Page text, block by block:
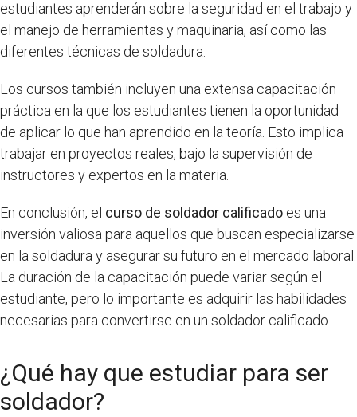
estudiantes aprenderán sobre la seguridad en el trabajo y
el manejo de herramientas y maquinaria, así como las
diferentes técnicas de soldadura.
Los cursos también incluyen una extensa capacitación
práctica en la que los estudiantes tienen la oportunidad
de aplicar lo que han aprendido en la teoría. Esto implica
trabajar en proyectos reales, bajo la supervisión de
instructores y expertos en la materia.
En conclusión, el curso de soldador calificado es una
inversión valiosa para aquellos que buscan especializarse
en la soldadura y asegurar su futuro en el mercado laboral.
La duración de la capacitación puede variar según el
estudiante, pero lo importante es adquirir las habilidades
necesarias para convertirse en un soldador calificado.
¿Qué hay que estudiar para ser
soldador?